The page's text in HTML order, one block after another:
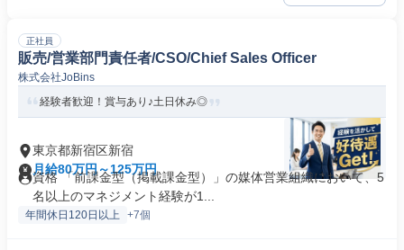
正社員
販売/営業部門責任者/CSO/Chief Sales Officer
株式会社JoBins
経験者歓迎！賞与あり♪土日休み◎
東京都新宿区新宿
月給80万円～125万円
資格 「前課金型（掲載課金型）」の媒体営業組織において、5
名以上のマネジメント経験が1...
年間休日120日以上 +7個